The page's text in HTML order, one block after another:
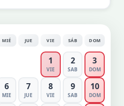
MIÉ JUE VIE SÁB DOM
1
VIE
2
SAB
3
DOM
6
MIE
7
JUE
8
VIE
9
SAB
10
DOM